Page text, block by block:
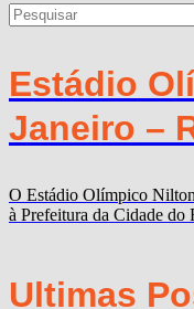
Estádio
Janeiro –
O Estádio Olímpico
à Prefeitura da Cidade
Ultimas